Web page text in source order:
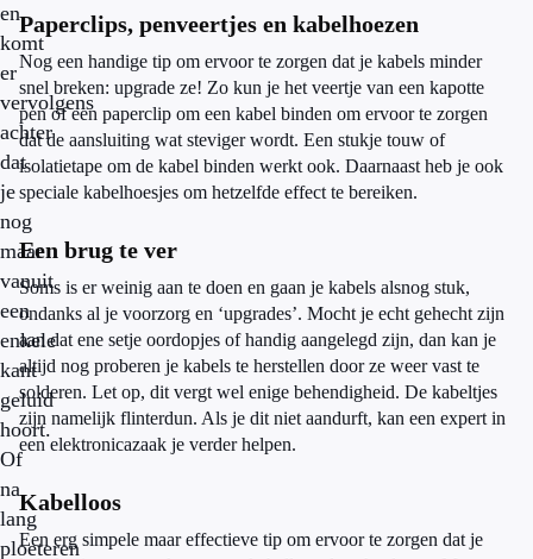
en
komt
er
vervolgens
achter
dat
je
nog
maar
vanuit
een
enkele
kant
geluid
hoort.
Of
na
lang
ploeteren
Paperclips, penveertjes en kabelhoezen
Nog een handige tip om ervoor te zorgen dat je kabels minder
snel breken: upgrade ze! Zo kun je het veertje van een kapotte
pen of een paperclip om een kabel binden om ervoor te zorgen
dat de aansluiting wat steviger wordt. Een stukje touw of
isolatietape om de kabel binden werkt ook. Daarnaast heb je ook
speciale kabelhoesjes om hetzelfde effect te bereiken.
Een brug te ver
Soms is er weinig aan te doen en gaan je kabels alsnog stuk,
ondanks al je voorzorg en ‘upgrades’. Mocht je echt gehecht zijn
aan dat ene setje oordopjes of handig aangelegd zijn, dan kan je
altijd nog proberen je kabels te herstellen door ze weer vast te
solderen. Let op, dit vergt wel enige behendigheid. De kabeltjes
zijn namelijk flinterdun. Als je dit niet aandurft, kan een expert in
een elektronicazaak je verder helpen.
Kabelloos
Een erg simpele maar effectieve tip om ervoor te zorgen dat je